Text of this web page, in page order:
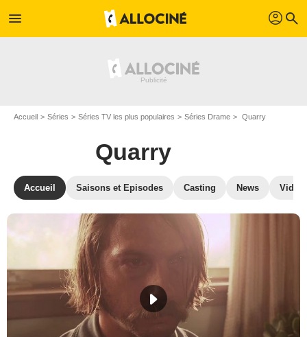
menu profil search
Accueil Séries Séries TV les plus populaires Séries Drame Quarry
Quarry
Accueil Saisons et Episodes Casting News